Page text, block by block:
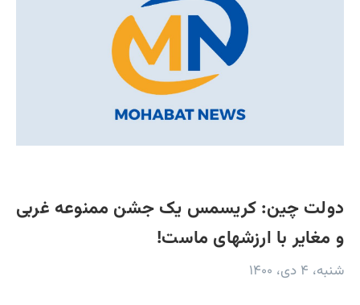
دولت چین: کریسمس یک جشن ممنوعه‌ غربی
و مغایر با ارزشهای ماست!
شنبه، ۴ دی، ۱۴۰۰